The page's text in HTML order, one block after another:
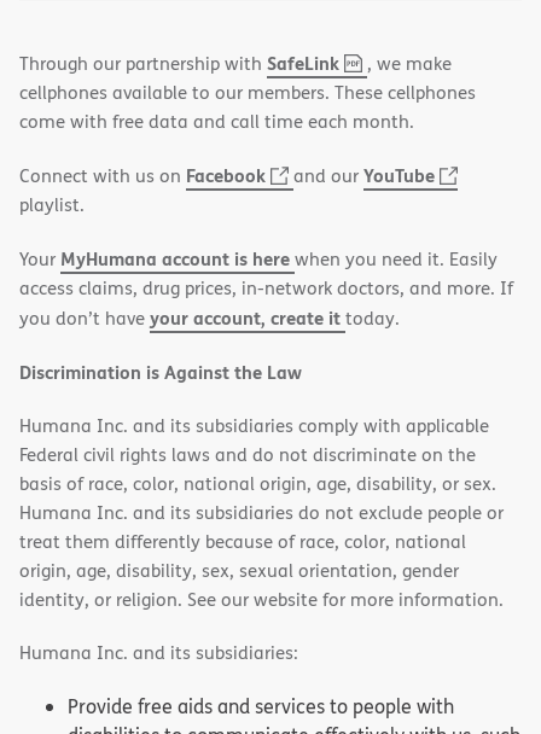
Through our partnership with SafeLink,
PDF
(opens
in
new
, we make
cellphones available to our members. These cellphones
come with free data and call time each month.
Connect with us on Facebook
(opens
window)
and ourYouTube
(opens
window)
playlist.
Your MyHumana account is herewhen you need it. Easily
access claims, drug prices, in-network doctors, and more. If
you don’t haveyour account, create ittoday.
Discrimination is Against the Law
Humana Inc. and its subsidiaries comply with applicable
Federal civil rights laws and do not discriminate on the
basis of race, color, national origin, age, disability, or sex.
Humana Inc. and its subsidiaries do not exclude people or
treat them differently because of race, color, national
origin, age, disability, sex, sexual orientation, gender
identity, or religion. See our website for more information.
Humana Inc. and its subsidiaries:
Provide free aids and services to people with